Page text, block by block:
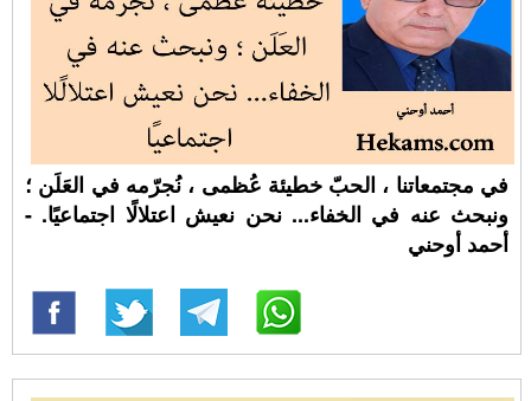
في مجتمعاتنا ، الحبّ خطيئة عُظمى ، نُجرّمه في العَلَن ؛
ونبحث عنه في الخفاء... نحن نعيش اعتلالًا اجتماعيًا. -
أحمد أوحني